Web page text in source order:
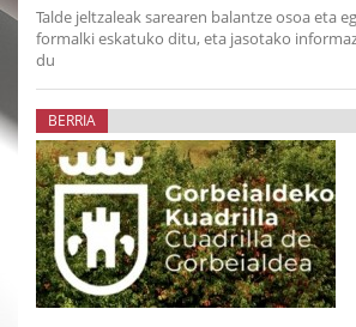
Talde jeltzaleak sarearen balantze osoa eta
formalki eskatuko ditu, eta jasotako
du
BERRIA